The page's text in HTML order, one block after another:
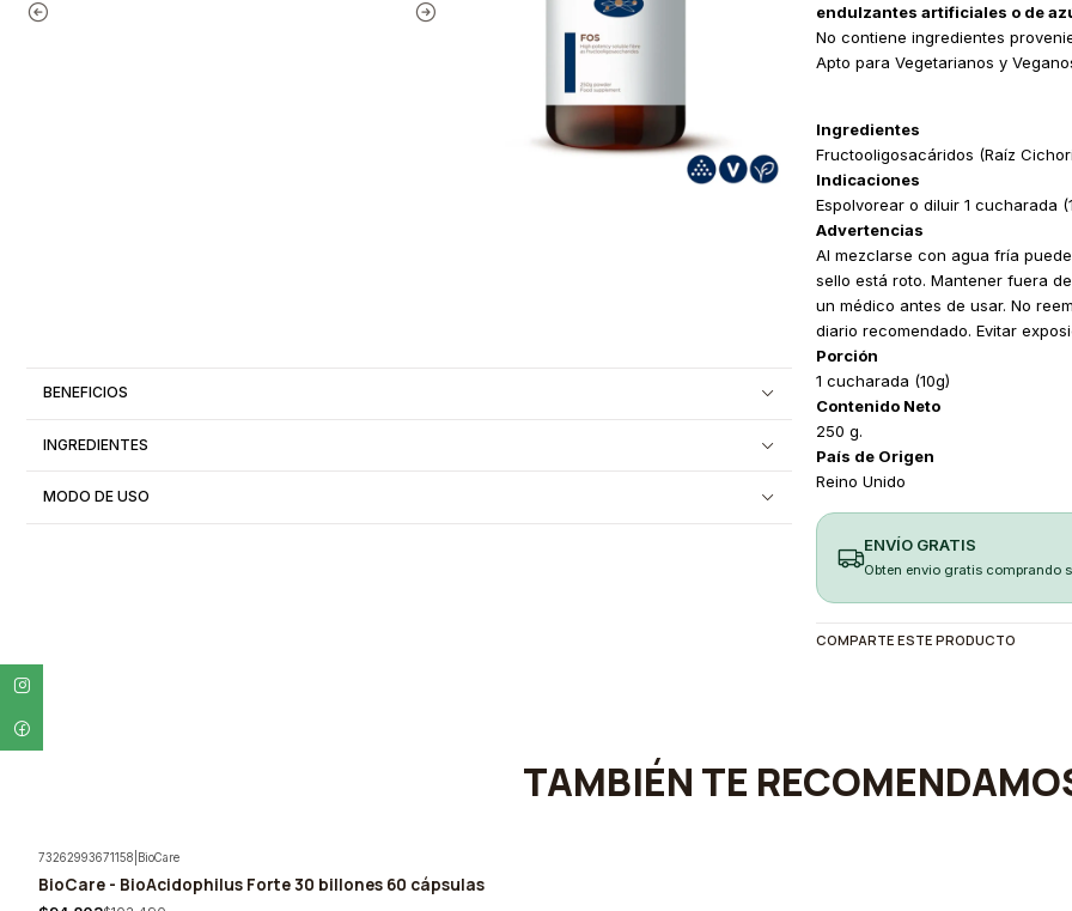
BENEFICIOS
INGREDIENTES
MODO DE USO
endulzantes artificiales o de
No contiene ingredientes
Apto para Vegetarianos y
Ingredientes
Fructooligosacáridos (Raíz
Indicaciones
Espolvorear o diluir 1 cucharada
Advertencias
Al mezclarse con agua fría
sello está roto. Mantener fuera
un médico antes de usar. No
diario recomendado. Evitar
Porción
1 cucharada (10g)
Contenido Neto
250 g.
País de Origen
Reino Unido
ENVÍO GRATIS
Obten envio gratis comprando
COMPARTE ESTE PRODUCTO
TAMBIÉN TE
-8%
73262993671158 BioCare
BioCare - BioAcidophilus Forte 30 billones 60 cápsulas